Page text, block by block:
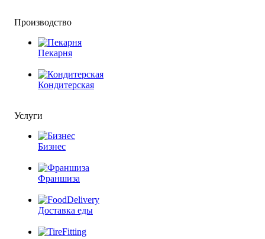
Производство
Пекарня
Кондитерская
Услуги
Бизнес
Франшиза
Доставка еды